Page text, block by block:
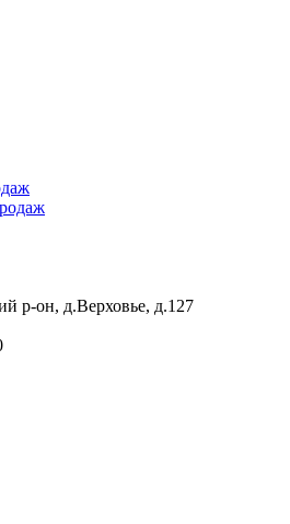
р-он, д.Верховье, д.127